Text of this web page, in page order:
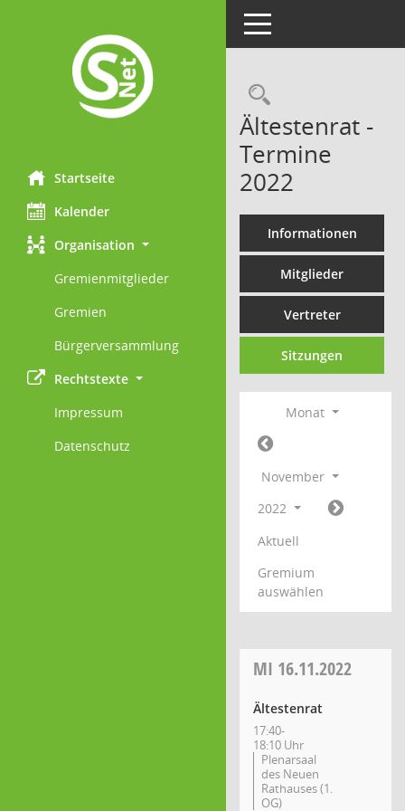
Startseite
Kalender
Organisation
Gremienmitglieder
Gremien
Bürgerversammlung
Rechtstexte
Impressum
Datenschutz
Toggle navigation
Ältestenrat -
Termine
2022
Informationen
Mitglieder
Vertreter
Sitzungen
Monat
November
2022
Aktuell
Gremium
auswählen
MI 16.11.2022
Ältestenrat
17:40-
18:10 Uhr
Plenarsaal
des Neuen
Rathauses (1.
OG)